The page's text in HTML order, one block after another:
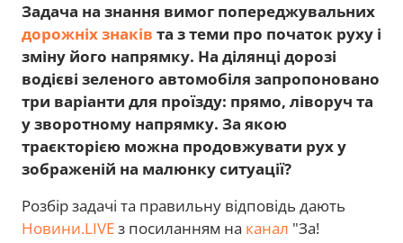
Задача на знання вимог попереджувальних
дорожніх знаків та з теми про початок руху і
зміну його напрямку. На ділянці дорозі
водієві зеленого автомобіля запропоновано
три варіанти для проїзду: прямо, ліворуч та
у зворотному напрямку. За якою
траєкторією можна продовжувати рух у
зображеній на малюнку ситуації?
Розбір задачі та правильну відповідь дають
Новини.LIVEз посиланням на канал "За!